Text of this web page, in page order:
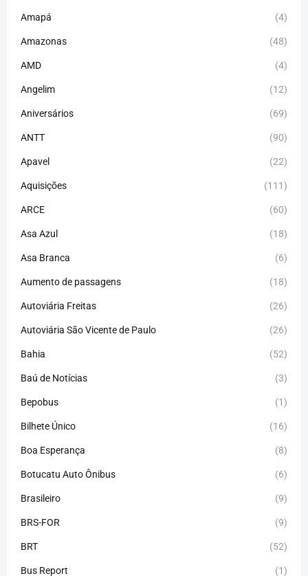
Amapá (4)
Amazonas (48)
AMD (4)
Angelim (12)
Aniversários (69)
ANTT (90)
Apavel (22)
Aquisições (111)
ARCE (60)
Asa Azul (18)
Asa Branca (6)
Aumento de passagens (18)
Autoviária Freitas (26)
Autoviária São Vicente de Paulo (26)
Bahia (52)
Baú de Notícias (3)
Bepobus (1)
Bilhete Único (16)
Boa Esperança (8)
Botucatu Auto Ônibus (6)
Brasileiro (9)
BRS-FOR (9)
BRT (52)
Bus Report (1)